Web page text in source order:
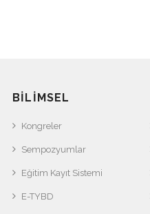
BILIMSEL
Kongreler
Sempozyumlar
Eğitim Kayıt Sistemi
E-TYBD